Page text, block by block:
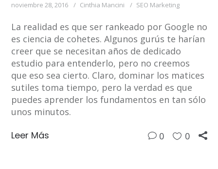
noviembre 28, 2016 Cinthia Mancini SEO Marketing
La realidad es que ser rankeado por Google no
es ciencia de cohetes. Algunos gurús te harían
creer que se necesitan años de dedicado
estudio para entenderlo, pero no creemos
que eso sea cierto. Claro, dominar los matices
sutiles toma tiempo, pero la verdad es que
puedes aprender los fundamentos en tan sólo
unos minutos.
Leer Más 0 0